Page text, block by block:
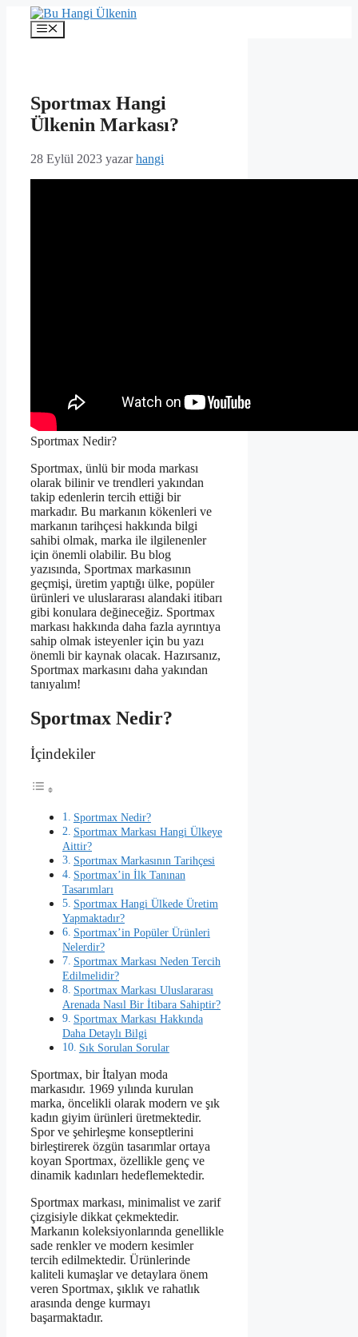
İçeriğe
Menü
Sportmax Hangi
Ülkenin Markası?
28 Eylül 2023 yazarhangi
Sportmax Nedir?
Sportmax, ünlü bir moda markası
olarak bilinir ve trendleri yakından
takip edenlerin tercih ettiği bir
markadır. Bu markanın kökenleri ve
markanın tarihçesi hakkında bilgi
sahibi olmak, marka ile ilgilenenler
için önemli olabilir. Bu blog
yazısında, Sportmax markasının
geçmişi, üretim yaptığı ülke, popüler
ürünleri ve uluslararası alandaki itibarı
gibi konulara değineceğiz. Sportmax
markası hakkında daha fazla ayrıntıya
sahip olmak isteyenler için bu yazı
önemli bir kaynak olacak. Hazırsanız,
Sportmax markasını daha yakından
tanıyalım!
Sportmax Nedir?
İçindekiler
Sportmax Nedir?
Sportmax Markası Hangi Ülkeye
Aittir?
Sportmax Markasının Tarihçesi
Sportmax’in İlk Tanınan
Tasarımları
Sportmax Hangi Ülkede Üretim
Yapmaktadır?
Sportmax’in Popüler Ürünleri
Nelerdir?
Sportmax Markası Neden Tercih
Edilmelidir?
Sportmax Markası Uluslararası
Arenada Nasıl Bir İtibara Sahiptir?
Sportmax Markası Hakkında
Daha Detaylı Bilgi
Sık Sorulan Sorular
Sportmax, bir İtalyan moda
markasıdır. 1969 yılında kurulan
marka, öncelikli olarak modern ve şık
kadın giyim ürünleri üretmektedir.
Spor ve şehirleşme konseptlerini
birleştirerek özgün tasarımlar ortaya
koyan Sportmax, özellikle genç ve
dinamik kadınları hedeflemektedir.
Sportmax markası, minimalist ve zarif
çizgisiyle dikkat çekmektedir.
Markanın koleksiyonlarında genellikle
sade renkler ve modern kesimler
tercih edilmektedir. Ürünlerinde
kaliteli kumaşlar ve detaylara önem
veren Sportmax, şıklık ve rahatlık
arasında denge kurmayı
başarmaktadır.